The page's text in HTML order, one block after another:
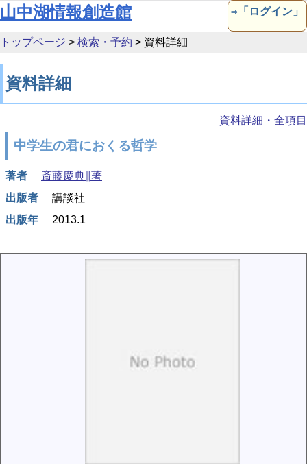
本文へ移動
山中湖情報創造館 ⇒「ログイン」
トップページ > 検索・予約 > 資料詳細
資料詳細
資料詳細・全項目
中学生の君におくる哲学
著者
斎藤慶典∥著
出版者
講談社
出版年
2013.1